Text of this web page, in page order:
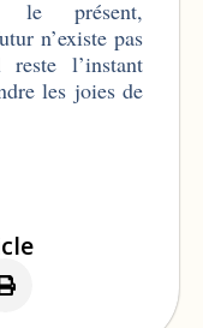
le présent,
n’existe pas
l’instant
les joies de